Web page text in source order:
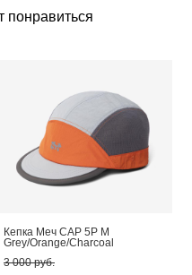
понравиться
Кепка Меч CAP 5P M
Grey/Orange/Charcoal
3 000 pуб.